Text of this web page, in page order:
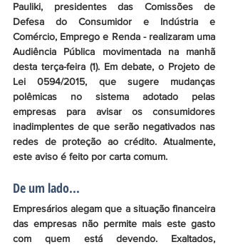
Pauliki, presidentes das Comissões de
Defesa do Consumidor e Indústria e
Comércio, Emprego e Renda - realizaram uma
Audiência Pública movimentada na manhã
desta terça-feira (1). Em debate, o Projeto de
Lei 0594/2015, que sugere mudanças
polêmicas no sistema adotado pelas
empresas para avisar os consumidores
inadimplentes de que serão negativados nas
redes de proteção ao crédito. Atualmente,
este aviso é feito por carta comum.
De um lado...
Empresários alegam que a situação financeira
das empresas não permite mais este gasto
com quem está devendo. Exaltados,